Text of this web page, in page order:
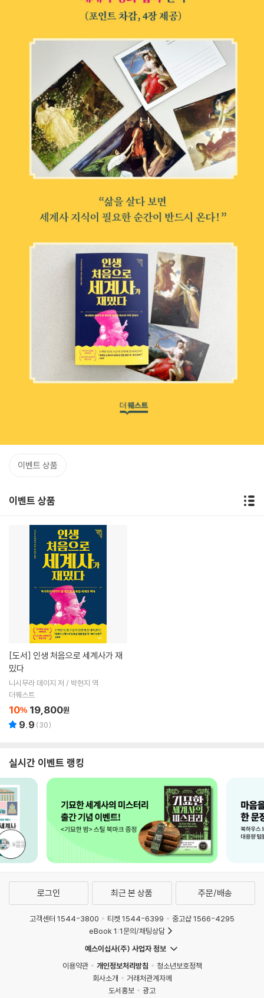
이벤트 상품
이벤트 상품
[도서]
밌다
니시무라 데이지 저 / 박현지 역
더퀘스트
10% 19,800원
9.9 (30)
실시간 이벤트 랭킹
로그인 최근 본 상품 주문/배송
고객센터 1544-3800 티켓 1544-6399
중고샵 1566-4295
eBook 1:1문의/채팅상담
예스이십사(주) 사업자 정보
이용약관
개인정보처리방침
청소년보호정책
회사소개
거래처관계자께
도서홍보
광고